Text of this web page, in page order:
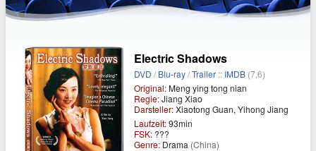
Electric Shadows
DVD /Blu-ray/Trailer :: IMDB (7,6)
Original:Meng ying tong nian
Regie:Jiang Xiao
Darsteller:Xiaotong Guan, Yihong Jiang
Laufzeit:93min
FSK: ???
Genre: Drama (China)